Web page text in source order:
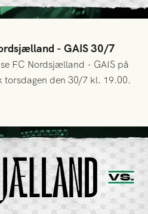
- GAIS 30/7
FC Nordsjælland - GAIS på
torsdagen den 30/7 kl. 19.00.